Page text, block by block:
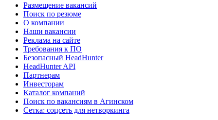
Размещение вакансий
Поиск по резюме
О компании
Наши вакансии
Реклама на сайте
Требования к ПО
Безопасный HeadHunter
HeadHunter API
Партнерам
Инвесторам
Каталог компаний
Поиск по вакансиям в Агинском
Сетка: соцсеть для нетворкинга